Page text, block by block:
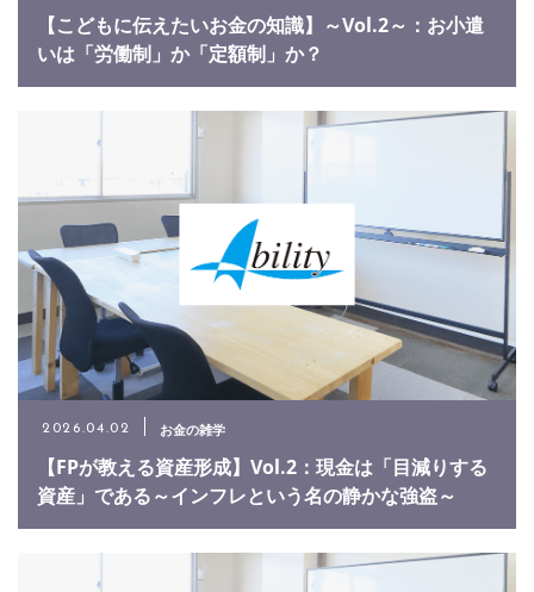
メールでのお問い合わせ
CONTACT
【こどもに伝えたいお金の知識】～Vol.2～：お小遣
いは「労働制」か「定額制」か？
2026.04.02 お金の雑学
【FPが教える資産形成】Vol.2：現金は「目減りする
資産」である～インフレという名の静かな強盗～